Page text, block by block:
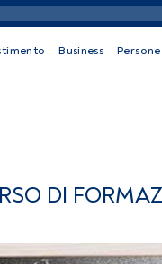
Business Persone
DI